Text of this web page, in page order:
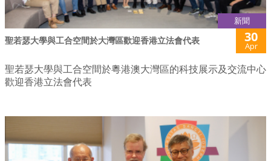
新聞
聖若瑟大學與工合空間於大灣區歡迎香港立法會代表 30
Apr
聖若瑟大學與工合空間於粵港澳大灣區的科技展示及交流中心
歡迎香港立法會代表